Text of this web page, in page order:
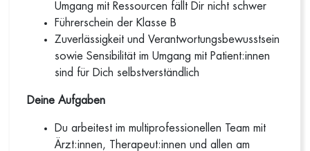
Umgang mit Ressourcen fällt Dir nicht schwer
Führerschein der Klasse B
Zuverlässigkeit und Verantwortungsbewusstsein
sowie Sensibilität im Umgang mit Patient:innen
sind für Dich selbstverständlich
Deine Aufgaben
Du arbeitest im multiprofessionellen Team mit
Ärzt:innen, Therapeut:innen und allen am